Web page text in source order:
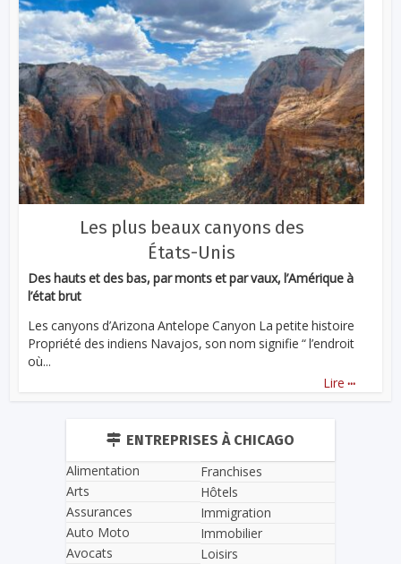
Les plus beaux canyons des
États-Unis
Des hauts et des bas, par monts et par vaux, l’Amérique à
l’état brut
Les canyons d’Arizona Antelope Canyon La petite histoire
Propriété des indiens Navajos, son nom signifie “ l’endroit
où...
Lire ...
ENTREPRISES À CHICAGO
Alimentation
Arts
Assurances
Auto Moto
Avocats
Franchises
Hôtels
Immigration
Immobilier
Loisirs